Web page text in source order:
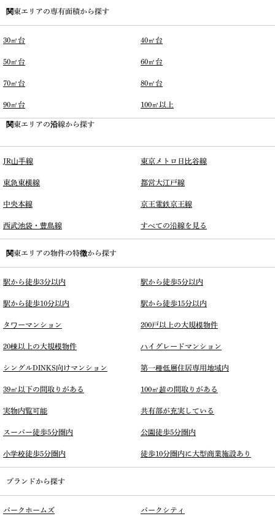
関東エリアの専有面積から探す
30㎡台 40㎡台
50㎡台 60㎡台
70㎡台 80㎡台
90㎡台 100㎡以上
関東エリアの沿線から探す
JR山手線 東京メトロ日比谷線
東急東横線 都営大江戸線
中央本線 京王電鉄京王線
西武池袋・豊島線 すべての沿線を見る
関東エリアの物件の特徴から探す
駅から徒歩3分以内 駅から徒歩5分以内
駅から徒歩10分以内 駅から徒歩15分以内
タワーマンション 200戸以上の大規模物件
20棟以上の大規模物件 ハイグレードマンション
シングルDINKS向けマンション 第一種低層住居専用地域内
39㎡以下の間取りがある 100㎡超の間取りがある
実物内覧可能 共有部が充実している
スーパー徒歩5分圏内 公園徒歩5分圏内
小学校徒歩5分圏内 徒歩10分圏内に大型商業施設あり
ブランドから探す
パークホームズ パークシティ